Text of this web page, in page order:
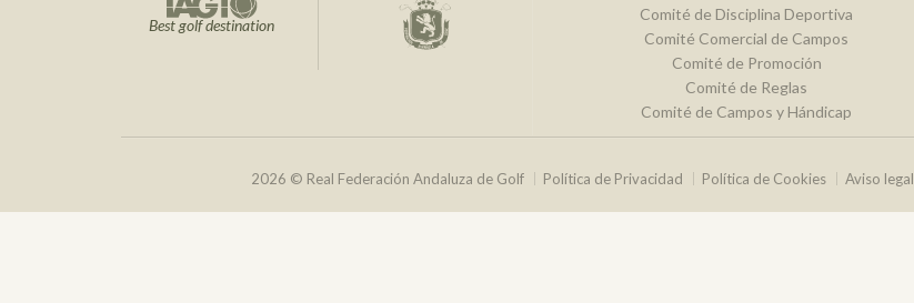
Best golf destination
Comité de Disciplina Deportiva
Comité Comercial de Campos
Comité de Promoción
Comité de Reglas
Comité de Campos y Hándicap
2026 © Real Federación Andaluza de Golf Política de Privacidad Política de Cookies Aviso legal